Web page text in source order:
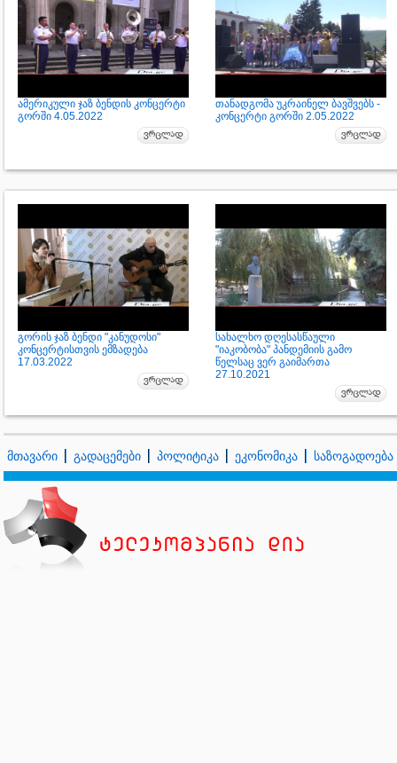
ამერიკული ჯაზ ბენდის კონცერტი
გორში 4.05.2022
თანადგომა უკრაინელ ბავშვებს -
კონცერტი გორში 2.05.2022
გორის ჯაზ ბენდი "კანუდოსი"
კონცერტისთვის ემზადება
17.03.2022
სახალხო დღესასწაული
"იაკობობა" პანდემიის გამო
წელსაც ვერ გაიმართა
27.10.2021
მთავარი გადაცემები პოლიტიკა ეკონომიკა საზოგადოება